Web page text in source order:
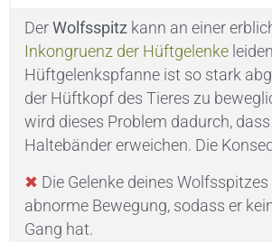
DerWolfsspitz kann an einer
Inkongruenz der Hüftgelenke
Hüftgelenkspfanne ist so stark
der Hüftkopf des Tieres zu
wird dieses Problem dadurch,
Haltebänder erweichen. Die
✖ Die Gelenke deines
abnorme Bewegung, sodass er
Gang hat.